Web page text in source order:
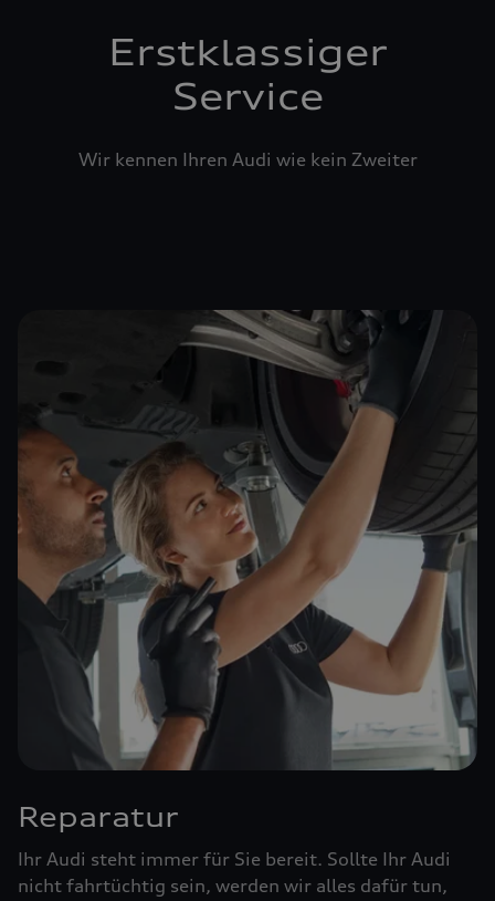
Erstklassiger
Service
Wir kennen Ihren Audi wie kein Zweiter
Reparatur
Ihr Audi steht immer für Sie bereit. Sollte Ihr Audi
nicht fahrtüchtig sein, werden wir alles dafür tun,